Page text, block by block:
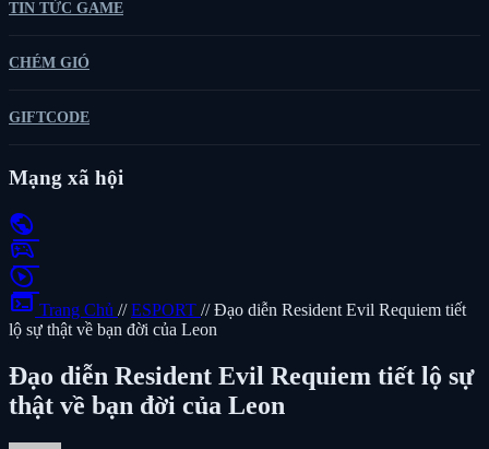
TIN TỨC GAME
CHÉM GIÓ
GIFTCODE
Mạng xã hội
public
sports_esports
play_circle
terminal Trang Chủ // ESPORT // Đạo diễn Resident Evil Requiem tiết
lộ sự thật về bạn đời của Leon
Đạo diễn Resident Evil Requiem tiết lộ sự
thật về bạn đời của Leon